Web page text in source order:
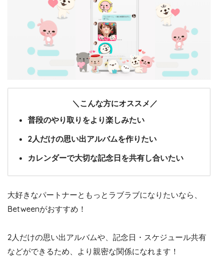
＼こんな方にオススメ／
普段のやり取りをより楽しみたい
2人だけの思い出アルバムを作りたい
カレンダーで大切な記念日を共有し合いたい
大好きなパートナーともっとラブラブになりたいなら、
Betweenがおすすめ！
2人だけの思い出アルバムや、記念日・スケジュール共有
などができるため、より親密な関係になれます！